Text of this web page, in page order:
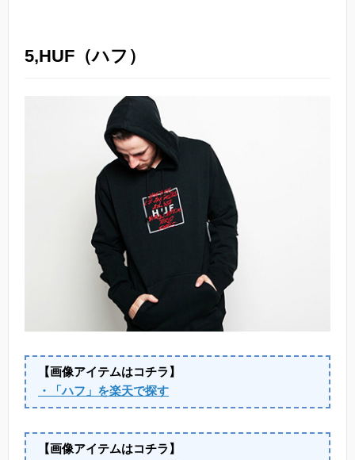
5,HUF（ハフ）
【画像アイテムはコチラ】
・「ハフ」を楽天で探す
【画像アイテムはコチラ】